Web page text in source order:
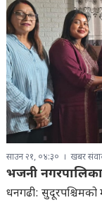
साउन २१, ०४:३० खबर
भजनी
धनगढी: सुदूरपश्चिमको